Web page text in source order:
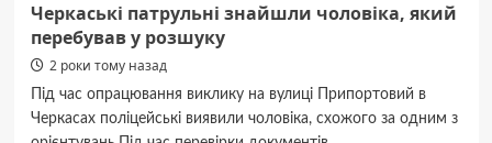
Черкаські патрульні знайшли чоловіка, який
перебував у розшуку
2 роки тому назад
Під час опрацювання виклику на вулиці Припортовий в
Черкасах поліцейські виявили чоловіка, схожого за одним з